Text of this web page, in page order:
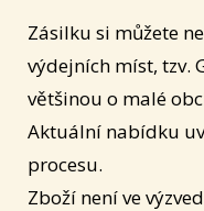
Zásilku si můžete
výdejních míst, tzv.
většinou o malé
Aktuální nabídku
procesu.
Zboží není ve